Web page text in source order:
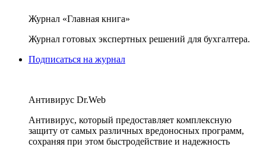
Журнал «Главная книга»
Журнал готовых экспертных решений для бухгалтера.
Подписаться на журнал
Антивирус Dr.Web
Антивирус, который предоставляет комплексную
защиту от самых различных вредоносных программ,
сохраняя при этом быстродействие и надежность